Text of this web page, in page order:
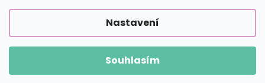
Nastavení
Souhlasím
BEZPEČNÉ MOŽNOSTI PLATBY
Vytvořil Shoptet Premium|UpraviloFV STUDIO
Vymalujsisam.cz. Všechna práva vyhrazena.